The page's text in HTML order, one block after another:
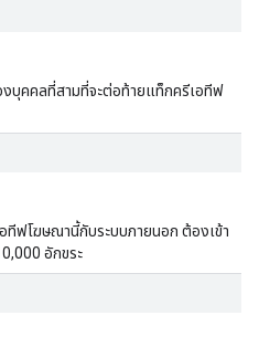
บุคคลที่สามที่จะต่อท้ายแท็กครีเอทีฟ
ทีฟโฆษณานี้กับระบบภายนอก ต้องเข้า
อักขระ